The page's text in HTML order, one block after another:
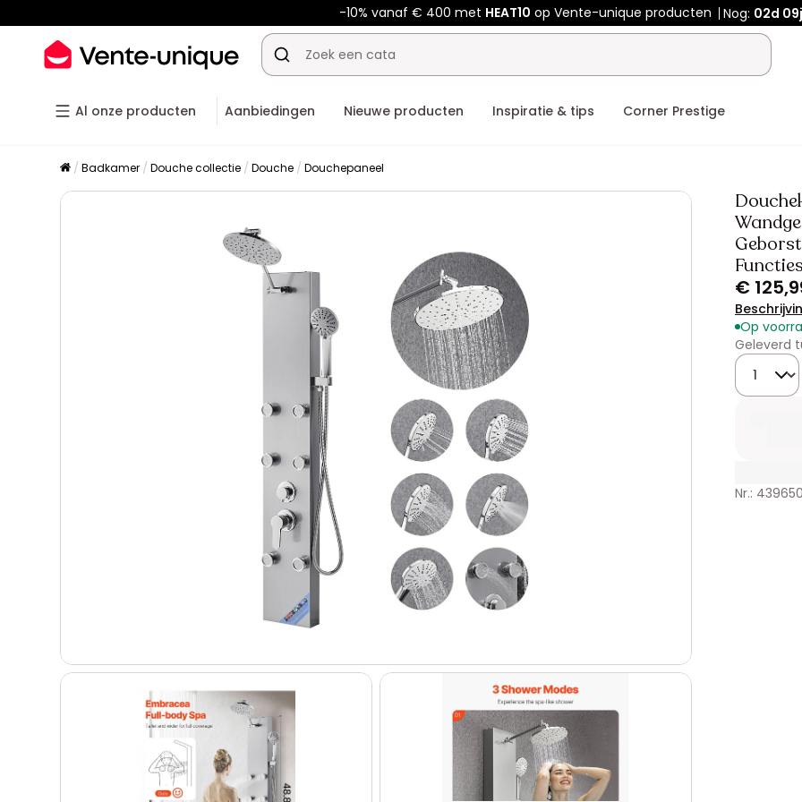
-10% vanaf € 400 met HEAT10 op Vente-unique producten Nog: 02d
Al onze producten Aanbiedingen Nieuwe producten Inspiratie & tips Corner Prestige
Badkamer Douche collectie Douche Douchepaneel
€
Op
Geleverd
Nr.: